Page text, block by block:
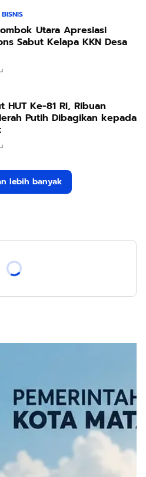
Utara Apresiasi
Sabut Kelapa KKN Desa
HUT Ke-81 RI, Ribuan
Putih Dibagikan kepada
lebih banyak